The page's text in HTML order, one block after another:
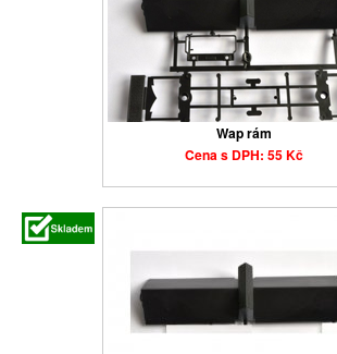
Wap rám
Cena s DPH: 55 Kč